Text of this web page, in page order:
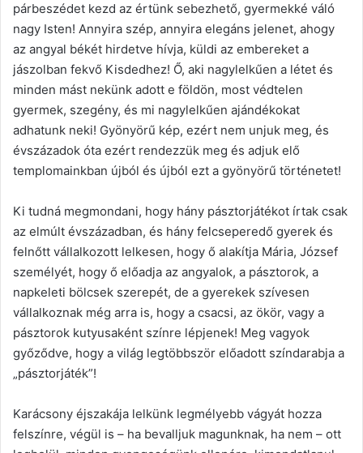
párbeszédet kezd az értünk sebezhető, gyermekké váló
nagy Isten! Annyira szép, annyira elegáns jelenet, ahogy
az angyal békét hirdetve hívja, küldi az embereket a
jászolban fekvő Kisdedhez! Ő, aki nagylelkűen a létet és
minden mást nekünk adott e földön, most védtelen
gyermek, szegény, és mi nagylelkűen ajándékokat
adhatunk neki! Gyönyörű kép, ezért nem unjuk meg, és
évszázadok óta ezért rendezzük meg és adjuk elő
templomainkban újból és újból ezt a gyönyörű történetet!
Ki tudná megmondani, hogy hány pásztorjátékot írtak csak
az elmúlt évszázadban, és hány felcseperedő gyerek és
felnőtt vállalkozott lelkesen, hogy ő alakítja Mária, József
személyét, hogy ő előadja az angyalok, a pásztorok, a
napkeleti bölcsek szerepét, de a gyerekek szívesen
vállalkoznak még arra is, hogy a csacsi, az ökör, vagy a
pásztorok kutyusaként színre lépjenek! Meg vagyok
győződve, hogy a világ legtöbbször előadott színdarabja a
„pásztorjáték”!
Karácsony éjszakája lelkünk legmélyebb vágyát hozza
felszínre, végül is – ha bevalljuk magunknak, ha nem – ott